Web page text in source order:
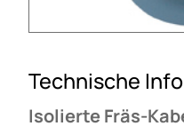
Technische
Isolierte Fräs-